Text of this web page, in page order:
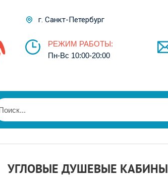
г. Санкт-Петербург
РЕЖИМ РАБОТЫ:
Пн-Вс 10:00-20:00
УГЛОВЫЕ ДУШЕВЫЕ КАБИНЫ